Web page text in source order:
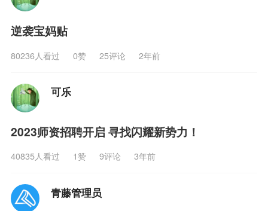
逆袭宝妈贴
80236人看过 0赞 25评论 2年前
可乐
2023师资招聘开启 寻找闪耀新势力！
40835人看过 1赞 9评论 3年前
青藤管理员